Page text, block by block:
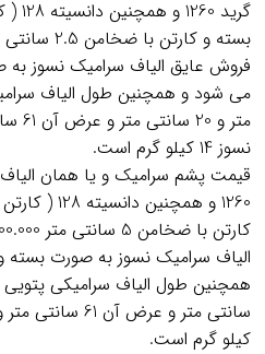
فروش عایق الیاف سرامیک نسوز به
نسوز 14 کیلو گرم است.
قیمت پشم سرامیک و یا همان الیاف
1260 و
الیاف سرامیک نسوز به صورت بسته
کیلو گرم است.